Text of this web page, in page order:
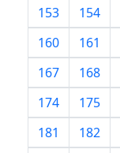
153
154
160
161
167
168
174
175
181
182